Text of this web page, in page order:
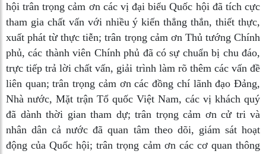
hội trân trọng cảm ơn các vị đại biểu Quốc hội đã tích cực
tham gia chất vấn với nhiều ý kiến thẳng thắn, thiết thực,
xuất phát từ thực tiễn; trân trọng cảm ơn Thủ tướng Chính
phủ, các thành viên Chính phủ đã có sự chuẩn bị chu đáo,
trực tiếp trả lời chất vấn, giải trình làm rõ thêm các vấn đề
liên quan; trân trọng cảm ơn các đồng chí lãnh đạo Đảng,
Nhà nước, Mặt trận Tổ quốc Việt Nam, các vị khách quý
đã dành thời gian tham dự; trân trọng cảm ơn cử tri và
nhân dân cả nước đã quan tâm theo dõi, giám sát hoạt
động của Quốc hội; trân trọng cảm ơn các cơ quan thông